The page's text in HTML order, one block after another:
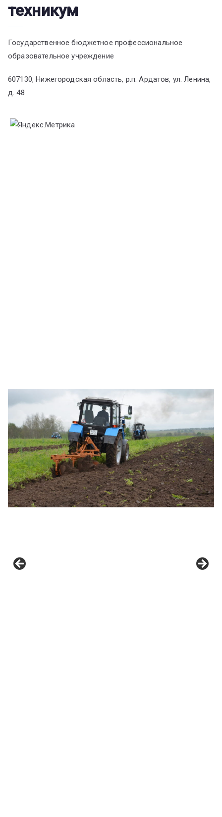
техникум
Государственное бюджетное профессиональное
образовательное учреждение
607130, Нижегородская область, р.п. Ардатов, ул. Ленина,
д. 48